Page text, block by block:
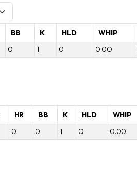
BB K HLD WHIP
0 1 0 0.00
HR BB K HLD WHIP
0 0 1 0 0.00